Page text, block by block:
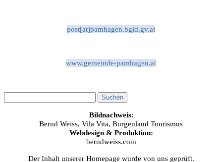
post[at]pamhagen.bgld.gv.at
www.gemeinde-pamhagen.at
Bildnachweis:
Bernd Weiss, Vila Vita, Burgenland Tourismus
Webdesign & Produktion:
berndweiss.com
Der Inhalt unserer Homepage wurde von uns geprüft.